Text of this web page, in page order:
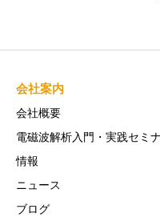
会社案内
会社概要
電磁波解析入門・実践セミ
情報
ニュース
ブログ